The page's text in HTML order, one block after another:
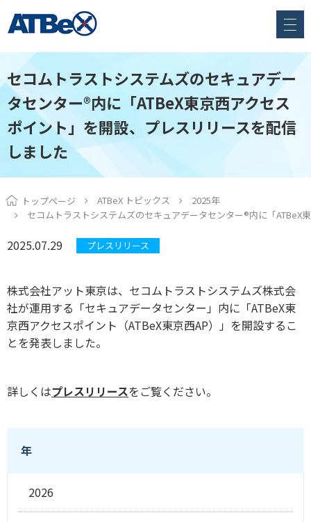
セコムトラストシステムズのセキュアデー
タセンター®内に「ATBeX東京西アクセス
ポイント」を開設、プレスリリースを配信
しました
トップページ ATBeX トピックス
2025年
セコムトラストシステムズのセキュアデータセンター®内に「
2025.07.29 プレスリリース
株式会社アット東京は、セコムトラストシステムズ株式会
社が運用する「セキュアデータセンター」内に「ATBeX東
京西アクセスポイント（ATBeX東京西AP）」を開設するこ
とを発表しました。
詳しくはプレスリリースをご覧ください。
年
2026